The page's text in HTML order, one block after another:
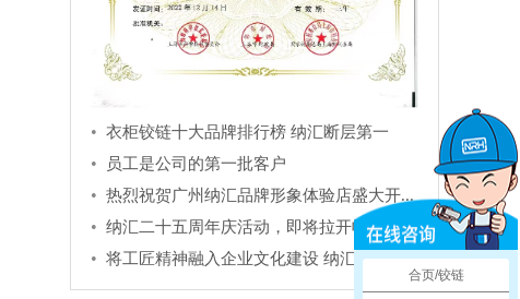
衣柜铰链十大品牌排行榜 纳汇断层第一
员工是公司的第一批客户
热烈祝贺广州纳汇品牌形象体验店盛大开...
纳汇二十五周年庆活动，即将拉开帷幕，...
将工匠精神融入企业文化建设 纳汇在行...
合页/铰链